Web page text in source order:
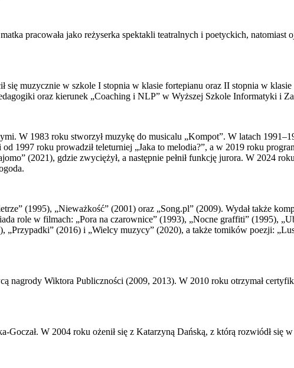
pracowała jako reżyserka spektakli teatralnych i poetyckich, natomiast
się muzycznie w szkole I stopnia w klasie fortepianu oraz II stopnia w
oraz kierunek „Coaching i NLP” w Wyższej Szkole Informatyki i
W 1983 roku stworzył muzykę do musicalu „Kompot”. W latach
1997 roku prowadził teleturniej „Jaka to melodia?”, a w 2019 roku
(2021), gdzie zwyciężył, a następnie pełnił funkcję jurora. W 2024
(1995), „Nieważkość” (2001) oraz „Song.pl” (2009). Wydał także
role w filmach: „Pora na czarownice” (1993), „Nocne graffiti” (1995),
„Przypadki” (2016) i „Wielcy muzycy” (2020), a także tomików poezji:
nagrody Wiktora Publiczności (2009, 2013). W 2010 roku otrzymał
Goczał. W 2004 roku ożenił się z Katarzyną Dańską, z którą rozwiódł się